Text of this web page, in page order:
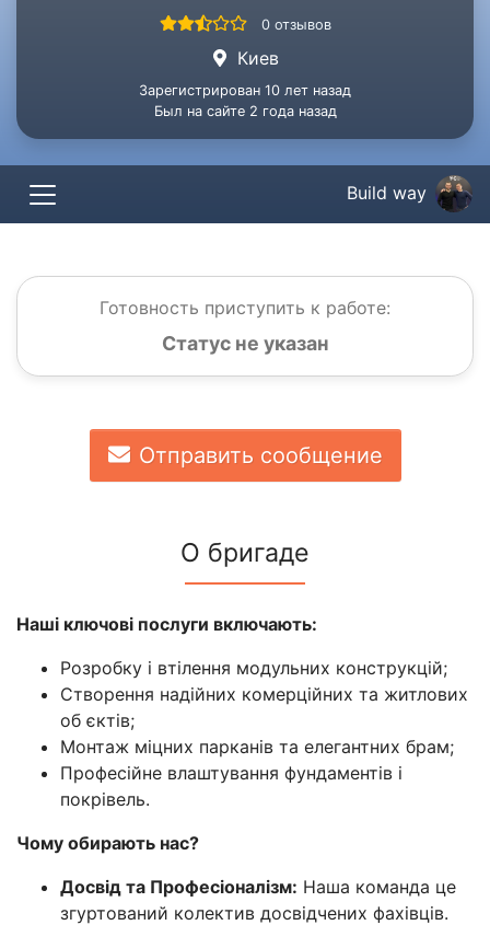
0 отзывов
Киев
Зарегистрирован 10 лет назад
Был на сайте 2 года назад
Build way
Готовность приступить к работе:
Статус не указан
Отправить сообщение
О бригаде
Наші ключові послуги включають:
Розробку і втілення модульних конструкцій;
Створення надійних комерційних та житлових
об єктів;
Монтаж міцних парканів та елегантних брам;
Професійне влаштування фундаментів і
покрівель.
Чому обирають нас?
Досвід та Професіоналізм: Наша команда це
згуртований колектив досвідчених фахівців.